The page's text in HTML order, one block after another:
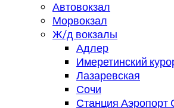
Автовокзал
Морвокзал
Ж/д вокзалы
Адлер
Имеретинский
Лазаревская
Сочи
Станция Аэропорт